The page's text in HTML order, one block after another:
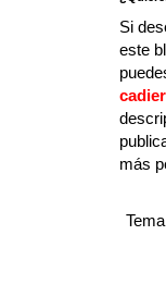
Si
este
más